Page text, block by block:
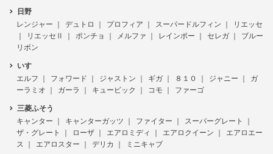
日野
レンジャー
デュトロ プロフィア スーパードルフィン
リエッセ
リエッセⅡ
ポンチョ メルファ レインボー セレガ
ブルー
リボン
いすゞ
エルフ
フォワード ジャストン ギガ ８１０ ジャニー
ガ
ーラミオ
ガーラ キュービック コモ ファーゴ
三菱ふそう
キャンター
キャンターガッツ ファイター
スーパーグレート
ザ・グレート
ローザ エアロミディ エアロクイーン
エアロエー
ス
エアロスター デリカ ミニキャブ